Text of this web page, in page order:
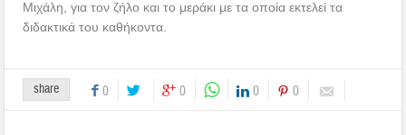
Μιχάλη, για τον ζήλο και το μεράκι με τα οποία εκτελεί τα
διδακτικά του καθήκοντα.
share 0 0 0 0